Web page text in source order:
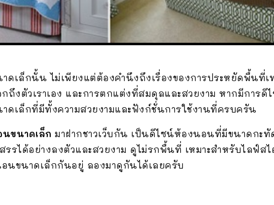
เล็กนั้น ไม่เพียงแต่ต้องคำนึงถึงเรื่องของการประหยัดพื้นที่
ถึงตัวเราเอง และการตกแต่งที่สมดุลและสวยงาม หากมีการดี
ดเล็กที่มีทั้งความสวยงามและฟังก์ชั่นการใช้งานที่ครบครัน
ขนาดเล็ก มาฝากชาวเว็บกัน เป็นดีไซน์ห้องนอนที่มีขนาดกะ
รรได้อย่างลงตัวและสวยงาม ดูไม่รกพื้นที่ เหมาะสำหรับไลฟ์
นขนาดเล็กกันอยู่ ลองมาดูกันได้เลยครับ